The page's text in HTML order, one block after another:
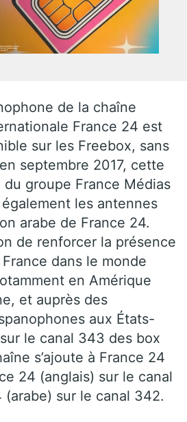
de la chaîne
France 24 est
sur les Freebox, sans
septembre 2017, cette
groupe France Médias
les antennes
arabe de France 24.
de renforcer la présence
dans le monde
en Amérique
et auprès des
aux États-
le canal 343 des box
s’ajoute à France 24
24 (anglais) sur le canal
(arabe) sur le canal 342.